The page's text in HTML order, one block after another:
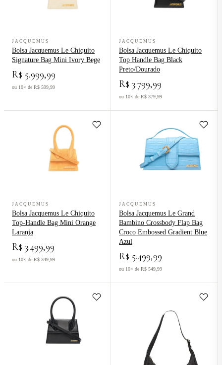
JACQUEMUS
Bolsa Jacquemus Le Chiquito
Signature Bag Mini Ivory Bege
R$ 5.999,99
ou 10× de R$ 599,99
JACQUEMUS
Bolsa Jacquemus Le Chiquito
Top Handle Bag Black
Preto/Dourado
R$ 3.799,99
ou 10× de R$ 379,99
JACQUEMUS
Bolsa Jacquemus Le Chiquito
Top-Handle Bag Mini Orange
Laranja
R$ 3.499,99
ou 10× de R$ 349,99
JACQUEMUS
Bolsa Jacquemus Le Grand
Bambino Crossbody Flap Bag
Croco Embossed Gradient Blue
Azul
R$ 5.499,99
ou 10× de R$ 549,99